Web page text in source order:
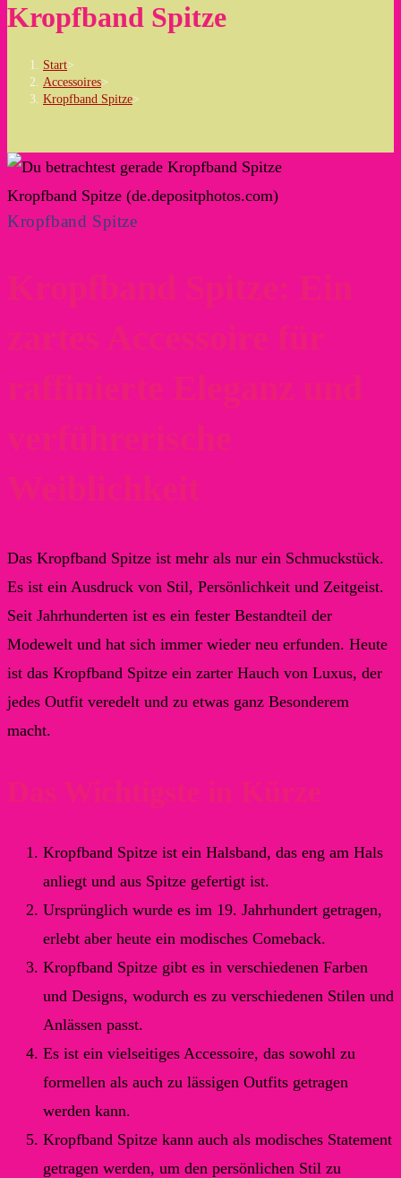
Kropfband Spitze
Start>
Accessoires>
Kropfband Spitze>
Kropfband Spitze (de.depositphotos.com)
Kropfband Spitze
Kropfband Spitze: Ein
zartes Accessoire für
raffinierte Eleganz und
verführerische
Weiblichkeit
Das Kropfband Spitze ist mehr als nur ein Schmuckstück.
Es ist ein Ausdruck von Stil, Persönlichkeit und Zeitgeist.
Seit Jahrhunderten ist es ein fester Bestandteil der
Modewelt und hat sich immer wieder neu erfunden. Heute
ist das Kropfband Spitze ein zarter Hauch von Luxus, der
jedes Outfit veredelt und zu etwas ganz Besonderem
macht.
Das Wichtigste in Kürze
Kropfband Spitze ist ein Halsband, das eng am Hals
anliegt und aus Spitze gefertigt ist.
Ursprünglich wurde es im 19. Jahrhundert getragen,
erlebt aber heute ein modisches Comeback.
Kropfband Spitze gibt es in verschiedenen Farben
und Designs, wodurch es zu verschiedenen Stilen und
Anlässen passt.
Es ist ein vielseitiges Accessoire, das sowohl zu
formellen als auch zu lässigen Outfits getragen
werden kann.
Kropfband Spitze kann auch als modisches Statement
getragen werden, um den persönlichen Stil zu